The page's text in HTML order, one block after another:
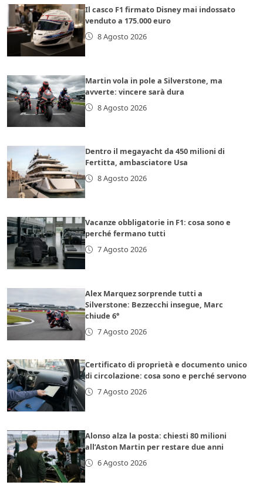
Il casco F1 firmato Disney mai indossato
venduto a 175.000 euro
8 Agosto 2026
Martin vola in pole a Silverstone, ma
avverte: vincere sarà dura
8 Agosto 2026
Dentro il megayacht da 450 milioni di
Fertitta, ambasciatore Usa
8 Agosto 2026
Vacanze obbligatorie in F1: cosa sono e
perché fermano tutti
7 Agosto 2026
Alex Marquez sorprende tutti a
Silverstone: Bezzecchi insegue, Marc
chiude 6°
7 Agosto 2026
Certificato di proprietà e documento unico
di circolazione: cosa sono e perché servono
7 Agosto 2026
Alonso alza la posta: chiesti 80 milioni
all’Aston Martin per restare due anni
6 Agosto 2026